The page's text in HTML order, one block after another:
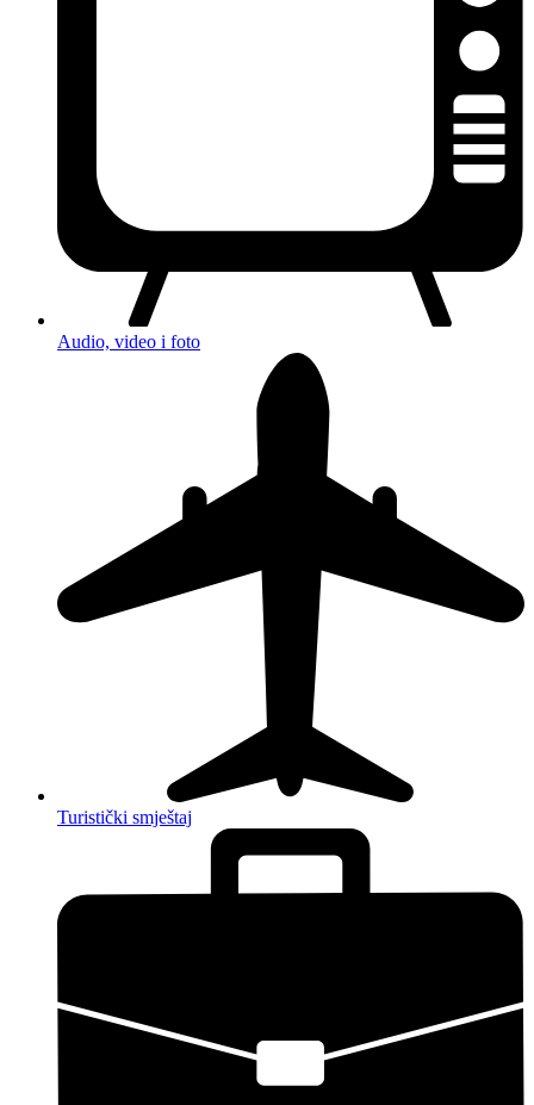
Audio, video i foto
Turistički smještaj